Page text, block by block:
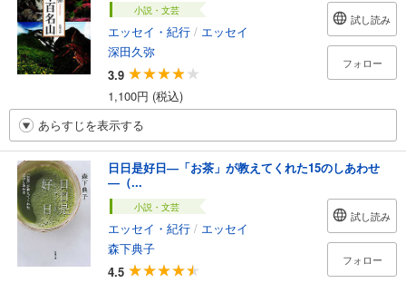
小説・文芸
エッセイ・紀行 / エッセイ
深田久弥
3.9
1,100円 (税込)
試し読み
フォロー
あらすじを表示する
日日是好日―「お茶」が教えてくれた15のしあわせ
―（...
小説・文芸
エッセイ・紀行 / エッセイ
森下典子
4.5
試し読み
フォロー